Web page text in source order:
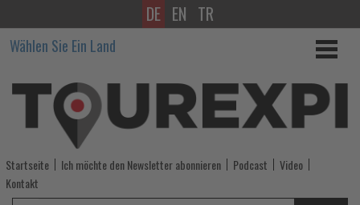
Wissen,
was
im
Tourismus
los
ist!
DE EN TR
Wählen Sie Ein Land
Startseite Ich möchte den Newsletter abonnieren Podcast
Video
Kontakt